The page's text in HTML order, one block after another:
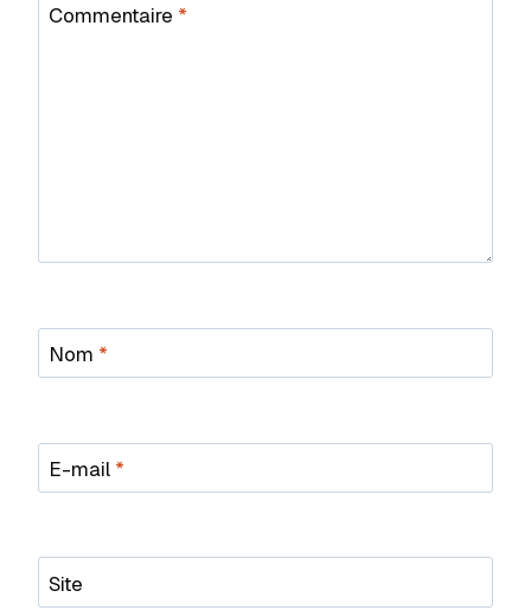
Commentaire *
Nom *
E-mail *
Site